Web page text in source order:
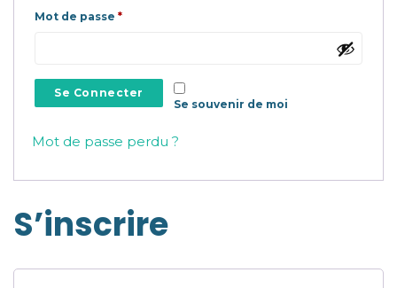
Mot de passe *Obligatoire
Se souvenir de moi
Se Connecter
Mot de passe perdu ?
S’inscrire